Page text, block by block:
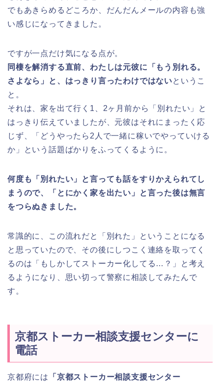
でもあきらめるどころか、だんだんメールの内容も強
い感じになってきました。
ですが一点だけ気になる点が。
同棲を解消する直前、わたしは元彼に「もう別れる。
さよなら」と、はっきり言ったわけではないというこ
と。
それは、家を出て行く1、2ヶ月前から「別れたい」と
はっきり伝えていましたが、元彼はそれにまったく応
じず、「どうやったら2人で一緒に稼いでやっていける
か」という話題ばかりをふってくるように。
何度も「別れたい」と言っても話をすりかえられてし
まうので、「とにかく家を出たい」と言った後は無言
をつらぬきました。
常識的に、この流れだと「別れた」ということになる
と思っていたので、その後にしつこく連絡を取ってく
るのは「もしかしてストーカー化してる…？」と考え
るようになり、思い切って警察に相談してみたんで
す。
京都ストーカー相談支援センターに
電話
京都府には
「京都ストーカー相談支援センター